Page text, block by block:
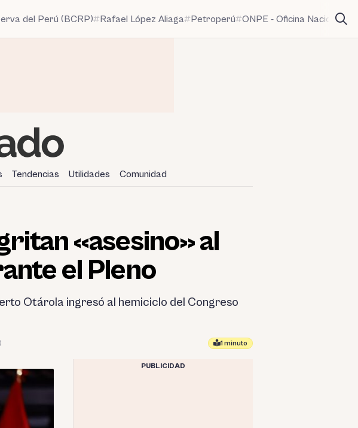
del Perú (BCRP) Rafael López Aliaga Petroperú ONPE - Oficina Nacional
Tendencias Utilidades Comunidad
«asesino» al
el Pleno
Otárola ingresó al hemiciclo del Congreso
1 minuto
PUBLICIDAD